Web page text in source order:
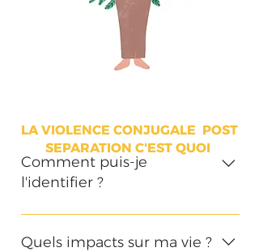
Comment puis-je
l'identifier ?
La relation à l’ex-partenaire se
caractérise par la violence qui
Quels impacts sur ma vie ?
LA VIOLENCE CONJUGALE POST
SEPARATION C'EST QUOI